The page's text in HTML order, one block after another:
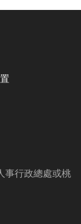
事行政總處或桃